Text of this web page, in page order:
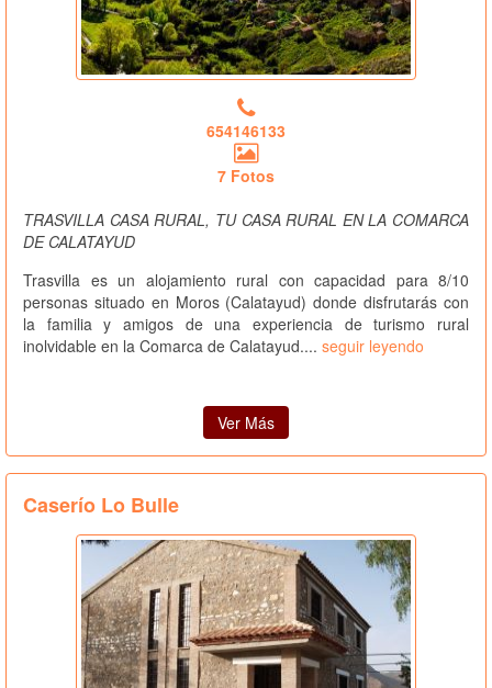
654146133
7 Fotos
TRASVILLA CASA RURAL, TU CASA RURAL EN LA COMARCA
DE CALATAYUD
Trasvilla es un alojamiento rural con capacidad para 8/10
personas situado en Moros (Calatayud) donde disfrutarás con
la familia y amigos de una experiencia de turismo rural
inolvidable en la Comarca de Calatayud.... seguir leyendo
Ver Más
Caserío Lo Bulle